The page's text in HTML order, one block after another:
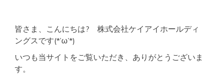
皆さま、こんにちは? 株式会社ケイアイホールディ
ングスです(*’ω’*)
いつも当サイトをご覧いただき、ありがとうございま
す。